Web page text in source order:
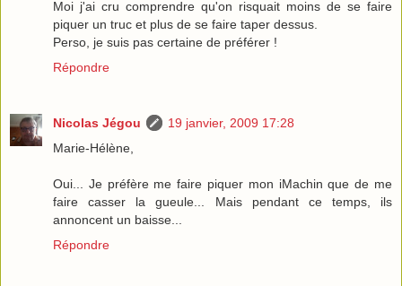
Moi j'ai cru comprendre qu'on risquait moins de se faire
piquer un truc et plus de se faire taper dessus.
Perso, je suis pas certaine de préférer !
Répondre
Nicolas Jégou
19 janvier, 2009 17:28
Marie-Hélène,
Oui... Je préfère me faire piquer mon iMachin que de me
faire casser la gueule... Mais pendant ce temps, ils
annoncent un baisse...
Répondre